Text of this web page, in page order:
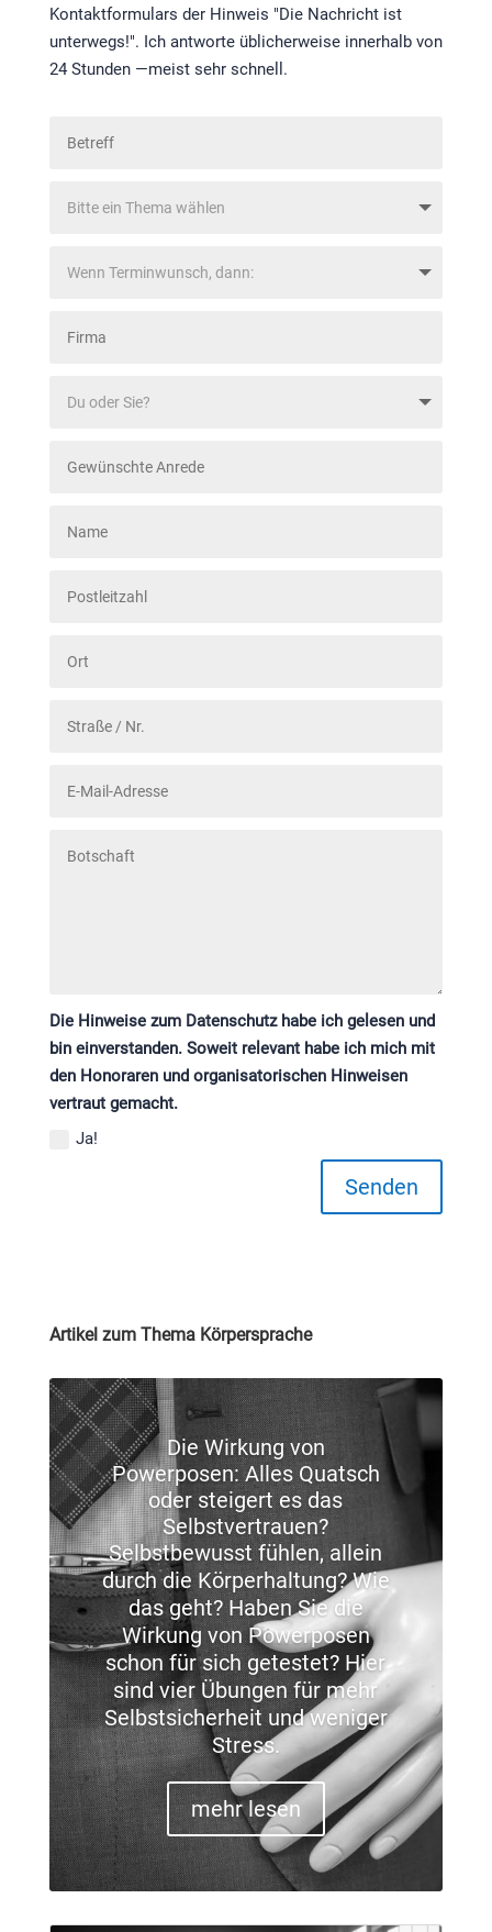
Kontaktformulars der Hinweis "Die Nachricht ist
unterwegs!". Ich antworte üblicherweise innerhalb von
24 Stunden —meist sehr schnell.
Die Hinweise zum Datenschutz habe ich gelesen und
bin einverstanden. Soweit relevant habe ich mich mit
den Honoraren und organisatorischen Hinweisen
vertraut gemacht.
Ja!
Senden
Artikel zum Thema Körpersprache
Die Wirkung von
Powerposen: Alles Quatsch
oder steigert es das
Selbstvertrauen?
Selbstbewusst fühlen, allein
durch die Körperhaltung? Wie
das geht? Haben Sie die
Wirkung von Powerposen
schon für sich getestet? Hier
sind vier Übungen für mehr
Selbstsicherheit und weniger
Stress.
mehr lesen